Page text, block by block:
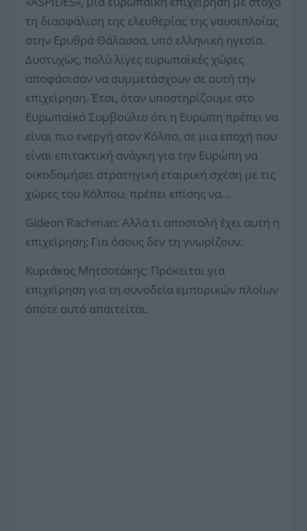
τη διασφάλιση της ελευθερίας της ναυσιπλοΐας
στην Ερυθρά Θάλασσα, υπό ελληνική ηγεσία.
Δυστυχώς, πολύ λίγες ευρωπαϊκές χώρες
αποφάσισαν να συμμετάσχουν σε αυτή την
επιχείρηση. Έτσι, όταν υποστηρίζουμε στο
Ευρωπαϊκό Συμβούλιο ότι η Ευρώπη πρέπει να
είναι πιο ενεργή στον Κόλπο, σε μια εποχή που
είναι επιτακτική ανάγκη για την Ευρώπη να
οικοδομήσει στρατηγική εταιρική σχέση με τις
χώρες του Κόλπου, πρέπει επίσης να…
Gideon Rachman: Αλλά τι αποστολή έχει αυτή η
επιχείρηση; Για όσους δεν τη γνωρίζουν.
Κυριάκος Μητσοτάκης: Πρόκειται για
επιχείρηση για τη συνοδεία εμπορικών πλοίων
όποτε αυτό απαιτείται.